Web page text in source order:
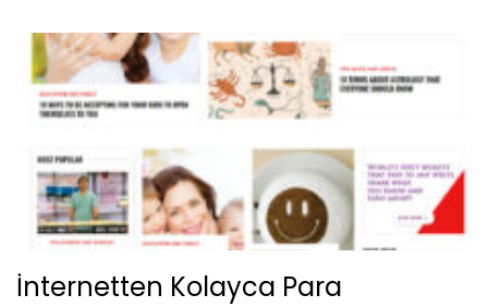
İnternetten Kolayca Para